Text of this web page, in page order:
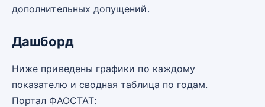
дополнительных допущений.
Дашборд
Ниже приведены графики по каждому
показателю и сводная таблица по годам.
Портал ФАОСТАТ: